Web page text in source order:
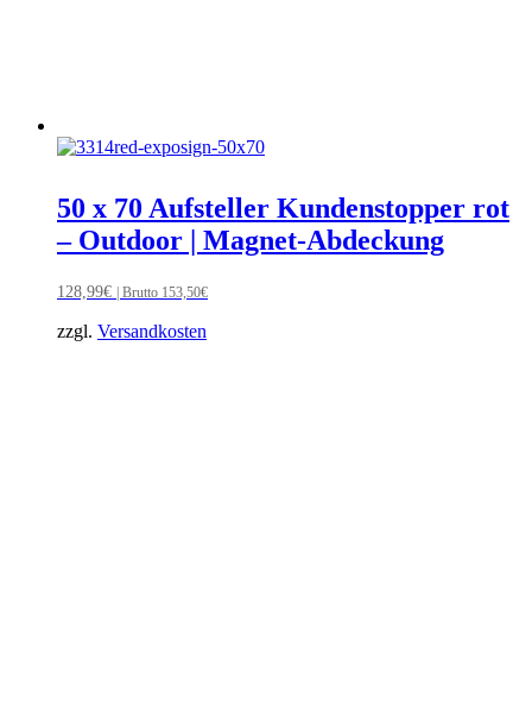
50 x 70 Aufsteller Kundenstopper rot
– Outdoor | Magnet-Abdeckung
128,99€ | Brutto 153,50€
zzgl. Versandkosten